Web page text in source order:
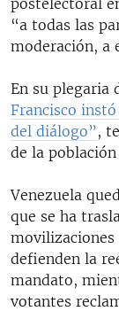
“a todas las
moderación, a
En su plegaria
Francisco
del diálogo”,
de la
Venezuela
que se ha
movilizaciones
defienden la
mandato,
votantes